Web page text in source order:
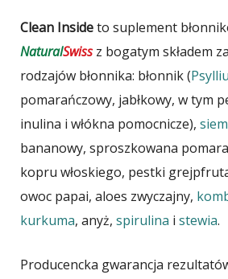
Clean Insideto suplement
NaturalSwissz bogatym składem
rodzajów błonnika: błonnik (
pomarańczowy, jabłkowy, w tym
inulina i włókna pomocnicze),
bananowy, sproszkowana
kopru włoskiego, pestki
owoc papai, aloes zwyczajny,
kurkuma, anyż, spirulina i stewia.
Producencka gwarancja